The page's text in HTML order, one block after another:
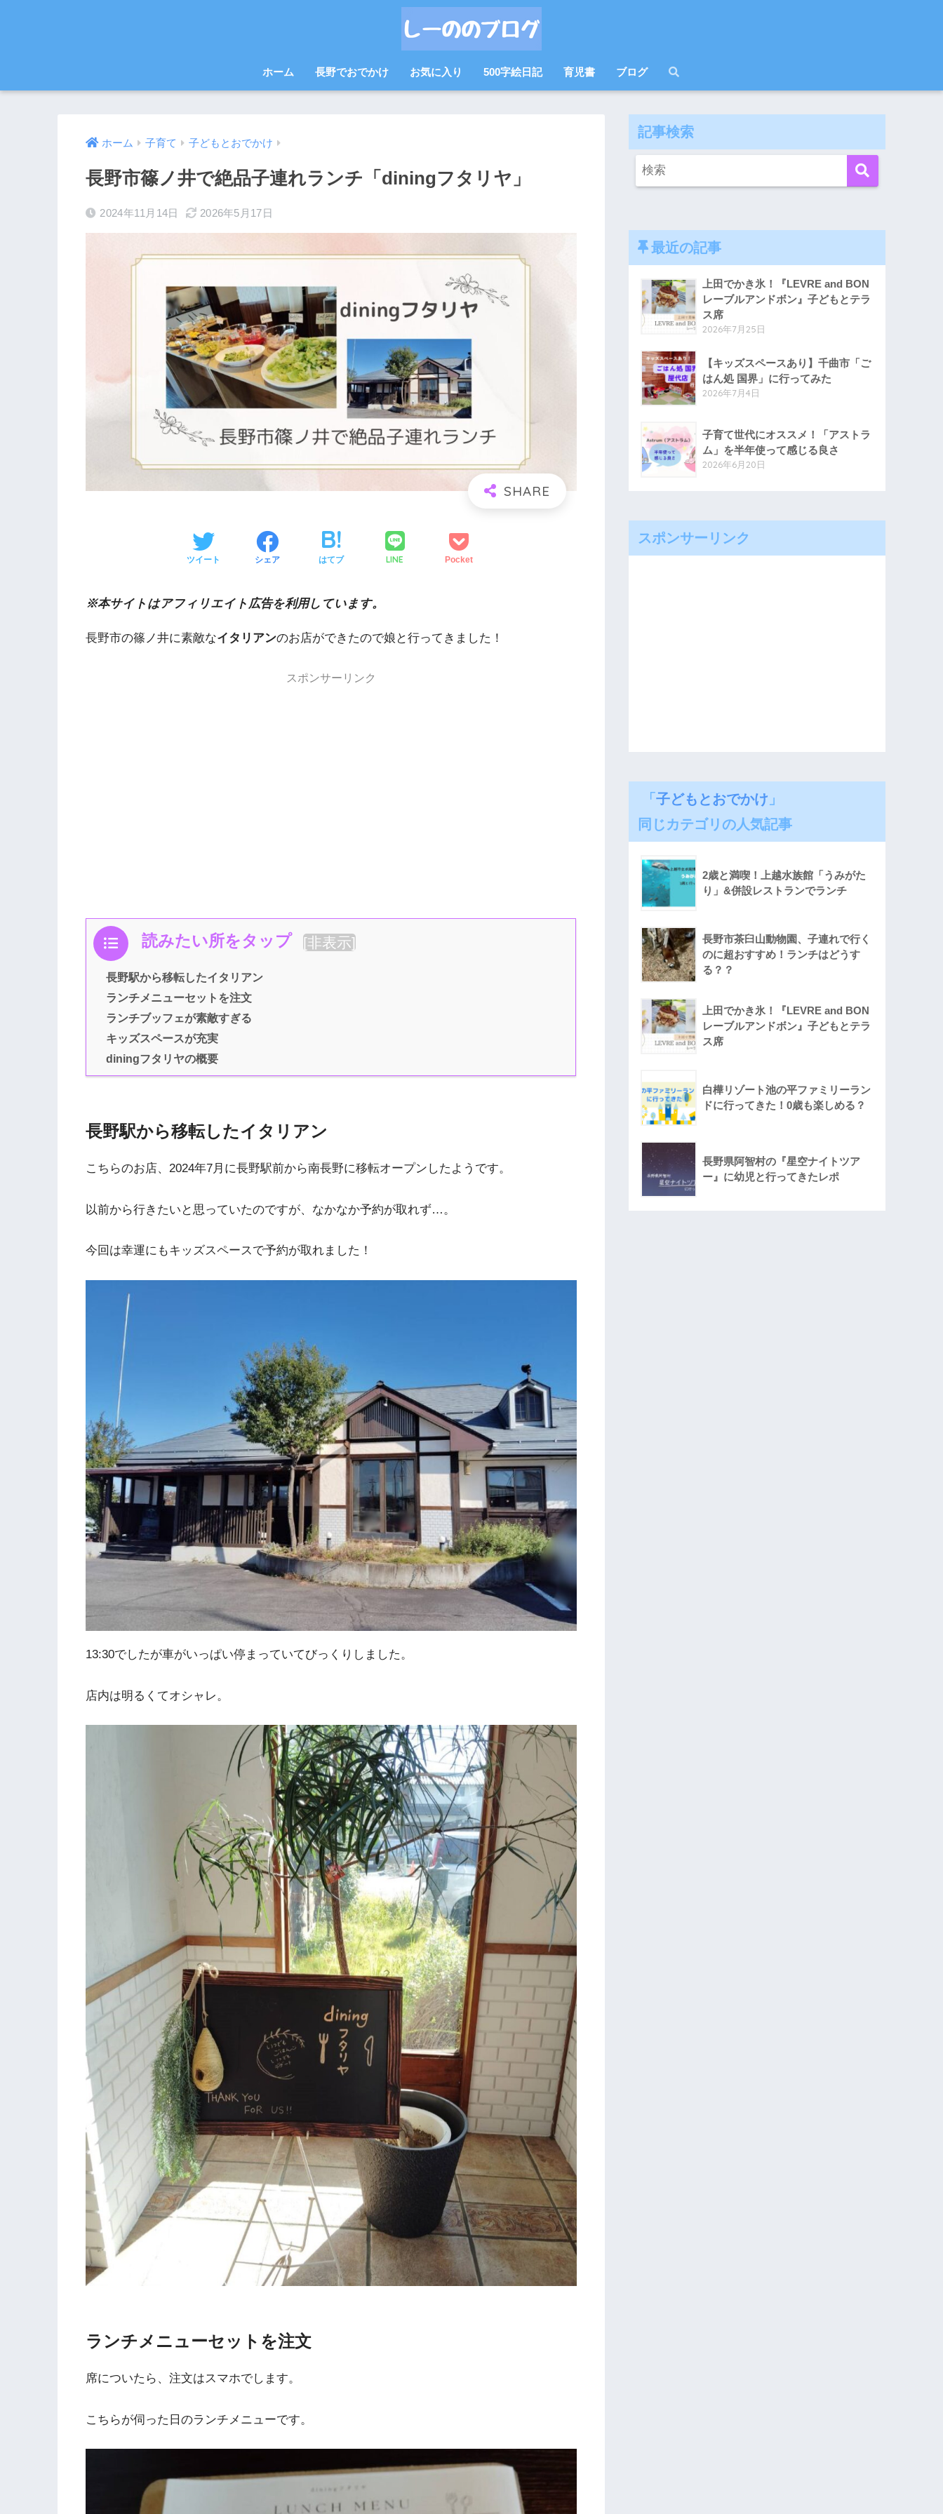
ホーム 長野でおでかけ お気に入り 500字絵日記 育児書 ブログ
ホーム 子育て 子どもとおでかけ
長野市篠ノ井で絶品子連れランチ「diningフタリヤ」
2024年11月14日 2026年5月17日
ツイート シェア はてブ LINE Pocket
※本サイトはアフィリエイト広告を利用しています。
長野市の篠ノ井に素敵なイタリアンのお店ができたので娘と行ってきました！
スポンサーリンク
読みたい所をタップ [非表示]
長野駅から移転したイタリアン
ランチメニューセットを注文
ランチブッフェが素敵すぎる
キッズスペースが充実
diningフタリヤの概要
長野駅から移転したイタリアン
こちらのお店、2024年7月に長野駅前から南長野に移転オープンしたようです。
以前から行きたいと思っていたのですが、なかなか予約が取れず…。
今回は幸運にもキッズスペースで予約が取れました！
13:30でしたが車がいっぱい停まっていてびっくりしました。
店内は明るくてオシャレ。
ランチメニューセットを注文
席についたら、注文はスマホでします。
こちらが伺った日のランチメニューです。
記事検索
最近の記事
上田でかき氷！『LEVRE and BON
レーブルアンドボン』子どもとテラ
ス席
2026年7月25日
【キッズスペースあり】千曲市「ご
はん処 国界」に行ってみた
2026年7月4日
子育て世代にオススメ！「アストラ
ム」を半年使って感じる良さ
2026年6月20日
スポンサーリンク
「子どもとおでかけ 」
同じカテゴリの人気記事
2歳と満喫！上越水族館「うみがた
り」&併設レストランでランチ
長野市茶臼山動物園、子連れで行く
のに超おすすめ！ランチはどうす
る？？
上田でかき氷！『LEVRE and BON
レーブルアンドボン』子どもとテラ
ス席
白樺リゾート池の平ファミリーラン
ドに行ってきた！0歳も楽しめる？
長野県阿智村の『星空ナイトツア
ー』に幼児と行ってきたレポ